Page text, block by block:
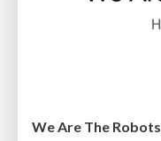
We Are The Robots